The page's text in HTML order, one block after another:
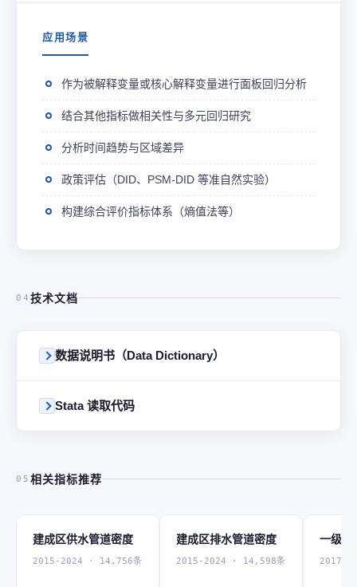
应用场景
作为被解释变量或核心解释变量进行面板回归分析
结合其他指标做相关性与多元回归研究
分析时间趋势与区域差异
政策评估（DID、PSM-DID 等准自然实验）
构建综合评价指标体系（熵值法等）
04 技术文档
数据说明书（Data Dictionary）
Stata 读取代码
05 相关指标推荐
建成区供水管道密度
2015-2024 · 14,756条
建成区排水管道密度
2015-2024 · 14,598条
一级管
2017-